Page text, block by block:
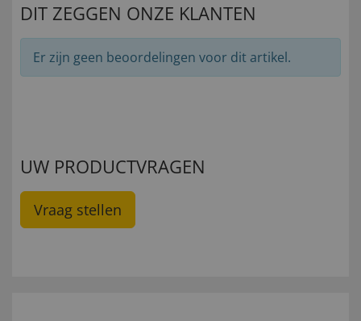
DIT ZEGGEN ONZE KLANTEN
Er zijn geen beoordelingen voor dit artikel.
UW PRODUCTVRAGEN
Vraag stellen